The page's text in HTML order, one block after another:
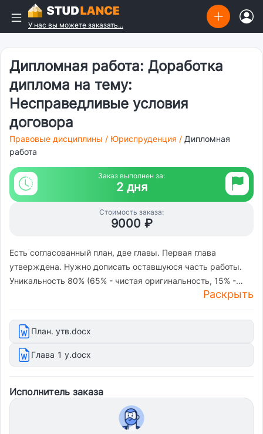
У нас вы можете заказать...
Дипломная работа: Доработка
диплома на тему:
Несправедливые условия
договора
Правовые дисциплины / Юриспруденция / Дипломная
работа
Заказ выполнен за:
2 дня
Стоимость заказа:
9000 ₽
Есть согласованный план, две главы. Первая глава
утверждена. Нужно дописать оставшуюся часть работы.
Уникальность 80% (65% - чистая оригинальность, 15% -
Раскрыть
План. утв.docx
Глава 1 у.docx
Исполнитель заказа